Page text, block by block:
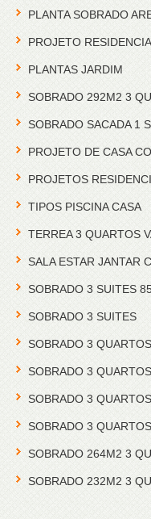
PLANTA SOBRADO
PROJETO
PLANTAS JARDIM
SOBRADO 292M2 3
SOBRADO SACADA 1
PROJETO DE CASA
PROJETOS
TIPOS PISCINA CASA
TERREA 3 QUARTOS
SALA ESTAR JANTAR
SOBRADO 3 SUITES
SOBRADO 3 SUITES
SOBRADO 3
SOBRADO 3
SOBRADO 3
SOBRADO 3 QUARTOS
SOBRADO 264M2 3
SOBRADO 232M2 3